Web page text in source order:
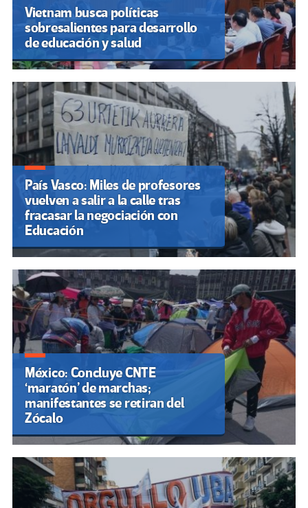
Vietnam busca políticas
sobresalientes para desarrollo
de educación y salud
País Vasco: Miles de profesores
vuelven a salir a la calle tras
fracasar la negociación con
Educación
México: Concluye CNTE
‘maratón’ de marchas;
manifestantes se retiran del
Zócalo